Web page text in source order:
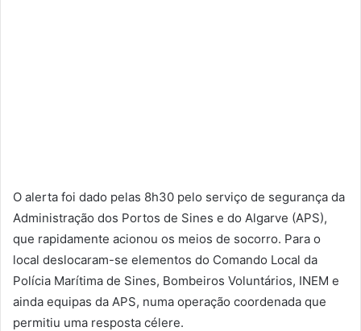
O alerta foi dado pelas 8h30 pelo serviço de segurança da
Administração dos Portos de Sines e do Algarve (APS),
que rapidamente acionou os meios de socorro. Para o
local deslocaram-se elementos do Comando Local da
Polícia Marítima de Sines, Bombeiros Voluntários, INEM e
ainda equipas da APS, numa operação coordenada que
permitiu uma resposta célere.